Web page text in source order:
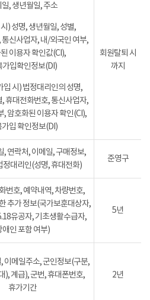
일, 생년월일, 주소
) 성명, 생년월일, 성별,
신사업자, 내/외국인 여부,
이용자 확인값(CI),
가입확인정보(DI)
입 시) 법정대리인의 성명,
, 휴대전화번호, 통신사업자,
, 암호화된 이용자 확인(CI),
입 확인정보(DI)
회원탈퇴 시
까지
, 연락처, 이메일, 구매정보,
정대리인(성명, 휴대전화)
준영구
번호, 예약내역, 차량번호,
추가 정보(국가보훈대상자,
유공자, 기초생활수급자,
애인 포함 여부)
5년
이메일주소, 군인정보(구분,
), 계급), 군번, 휴대폰번호,
휴가기간
2년